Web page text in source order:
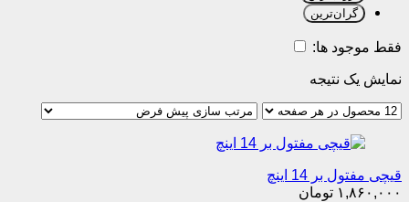
گران‌ترین
فقط موجود ها:
نمایش یک نتیجه
قیچی مفتول بر 14 اینچ
۱,۸۶۰,۰۰۰ تومان